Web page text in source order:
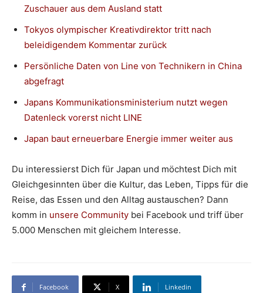
Zuschauer aus dem Ausland statt
Tokyos olympischer Kreativdirektor tritt nach
beleidigendem Kommentar zurück
Persönliche Daten von Line von Technikern in China
abgefragt
Japans Kommunikationsministerium nutzt wegen
Datenleck vorerst nicht LINE
Japan baut erneuerbare Energie immer weiter aus
Du interessierst Dich für Japan und möchtest Dich mit
Gleichgesinnten über die Kultur, das Leben, Tipps für die
Reise, das Essen und den Alltag austauschen? Dann
komm in unsere Community bei Facebook und triff über
5.000 Menschen mit gleichem Interesse.
Facebook X Linkedin